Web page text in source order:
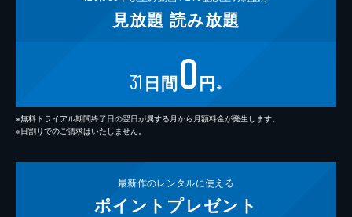
見放題 読み放題
31 日間0円 ※
※無料トライアル期間終了日の翌日が属する月から月額料金が発生します。
※日割りでのご請求はいたしません。
最新作のレンタルに使える
ポイント プレゼント